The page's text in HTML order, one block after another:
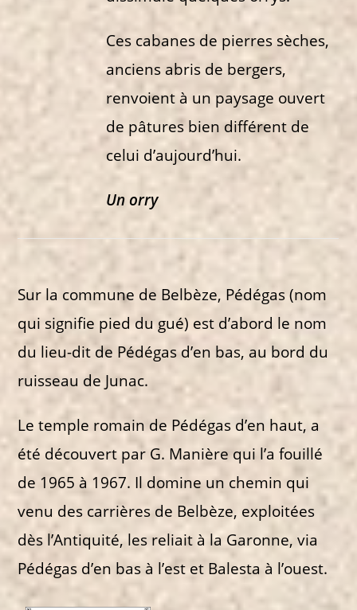
Ces cabanes de pierres sèches,
anciens abris de bergers,
renvoient à un paysage ouvert
de pâtures bien différent de
celui d’aujourd’hui.
Un orry
Sur la commune de Belbèze, Pédégas (nom
qui signifie pied du gué) est d’abord le nom
du lieu-dit de Pédégas d’en bas, au bord du
ruisseau de Junac.
Le temple romain de Pédégas d’en haut, a
été découvert par G. Manière qui l’a fouillé
de 1965 à 1967. Il domine un chemin qui
venu des carrières de Belbèze, exploitées
dès l’Antiquité, les reliait à la Garonne, via
Pédégas d’en bas à l’est et Balesta à l’ouest.